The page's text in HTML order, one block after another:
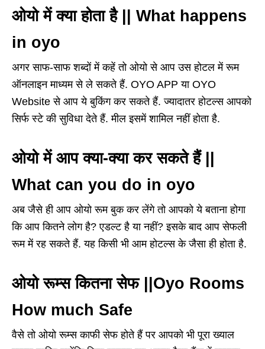
ओयो में क्या होता है || What happens
in oyo
अगर साफ-साफ शब्दों में कहें तो ओयो से आप उस होटल में रूम
ऑनलाइन माध्यम से ले सकते हैं. OYO APP या OYO
Website से आप ये बुकिंग कर सकते हैं. ज्यादातर होटल्स आपको
सिर्फ स्टे की सुविधा देते हैं. मील इसमें शामिल नहीं होता है.
ओयो में आप क्या-क्या कर सकते हैं ||
What can you do in oyo
अब जैसे ही आप ओयो रूम बुक कर लेंगे तो आपको ये बताना होगा
कि आप कितने लोग है? एडल्ट है या नहीं? इसके बाद आप सेफली
रूम में रह सकते हैं. यह किसी भी आम होटल्स के जैसा ही होता है.
ओयो रूम्स कितना सेफ ||Oyo Rooms
How much Safe
वैसे तो ओयो रूम्स काफी सेफ होते हैं पर आपको भी पूरा ख्याल